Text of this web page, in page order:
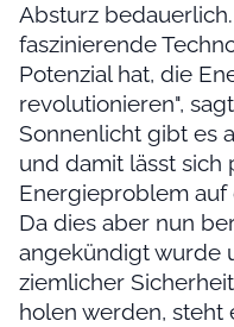
Absturz
faszinierende
Potenzial hat, die
revolutionieren",
Sonnenlicht gibt es
und damit lässt sich
Energieproblem auf
Da dies aber nun
angekündigt wurde
ziemlicher
holen werden, steht